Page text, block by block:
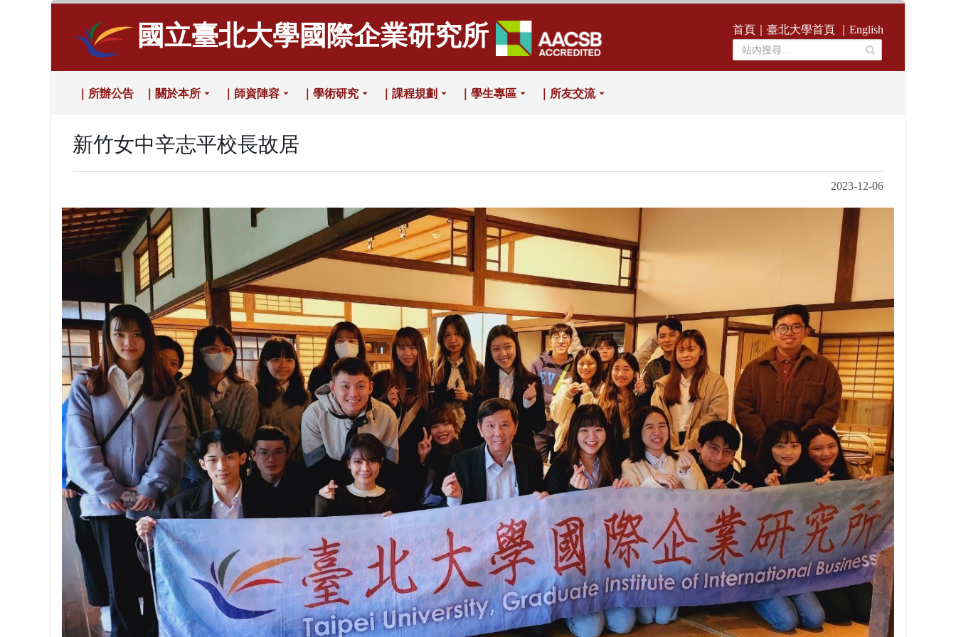
國立臺北大學國際企業研究所 首頁 臺北大學首頁 English
｜所辦公告 ｜關於本所 ｜師資陣容 ｜學術研究 ｜課程規劃 ｜學生專區 ｜所友交流
新竹女中辛志平校長故居
2023-12-06